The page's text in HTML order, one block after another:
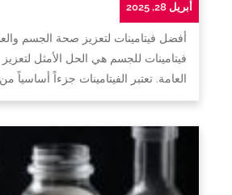
أبريل 28, 2025
أفضل فيتامينات لتعزيز صحة الجسم
فيتامينات للجسم هي الحل الأمثل لتعزيز
العامة. تعتبر الفيتامينات جزءاً أساسياً